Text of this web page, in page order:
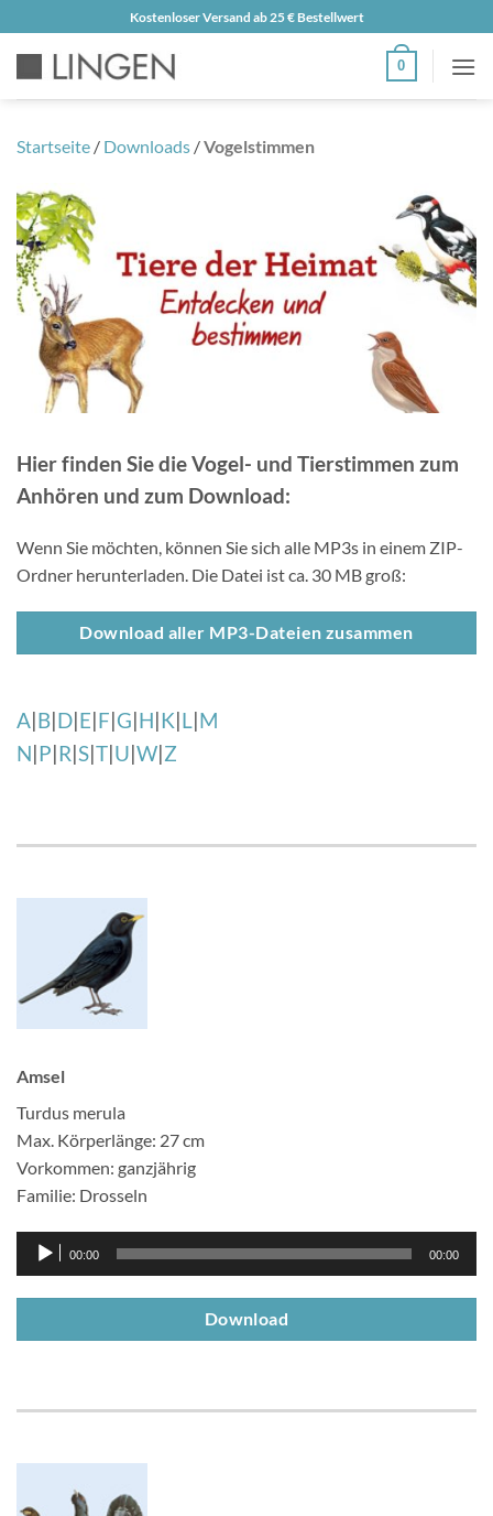
Inhalt
Kostenloser Versand ab 25 € Bestellwert
0
Startseite / Downloads /Vogelstimmen
Hier finden Sie die Vogel- und Tierstimmen zum
Anhören und zum Download:
Wenn Sie möchten, können Sie sich alle MP3s in einem ZIP-
Ordner herunterladen. Die Datei ist ca. 30 MB groß:
Download aller MP3-Dateien zusammen
A|B|D|E|F|G|H|K|L|M
N|P|R|S|T|U|W|Z
Amsel
Turdus merula
Max. Körperlänge: 27 cm
Vorkommen: ganzjährig
Familie: Drosseln
Audio-
Player
00:00 00:00
Download